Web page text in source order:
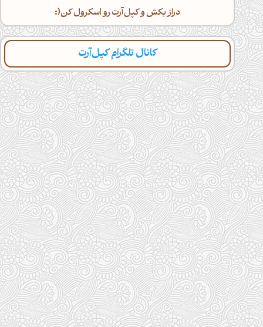
تایپوگرافی سه بعدی خیال رندر نمای کُلی و نزدیک
دراز بکش و کپل‌آرت رو اسکرول کن(:
کانال تلگرام کپل‌آرت